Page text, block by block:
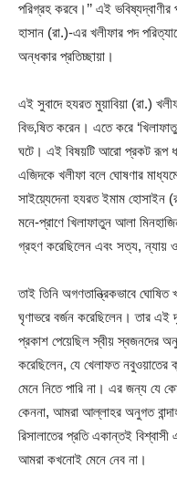
পরিগ্রহ করবে।’’ এই ভবিষ্যদ্বাণীর
হাসান (রা.)-এর খলীফার পদ
অন্ধকার প্রতিচ্ছায়া।
এই সুবাদে হযরত মুয়াবিয়া (রা.)
বিভ‚ষিত করেন। এতে করে
ঘটে। এই বিষয়টি আরো প্রকট রূপ
এজিদকে খলীফা বলে ঘোষণার
সাইয়্যেদেনা হযরত ইমাম হোসাইন
মনে-প্রাণে খিলাফাতুন আলা
গ্রহণ করেছিলেন এবং সত্য, ন্যায় ও
তাই তিনি অগণতান্ত্রিকভাবে
ঘৃণাভরে বর্জন করেছিলেন। তার
প্রকাশ পেয়েছিল স্বীয় স্বজনদের
করেছিলেন, যে খেলাফত নবুওয়াতের
মেনে নিতে পারি না। এর জন্য যে
কেননা, আমরা আল্লাহর অনুগত
রিসালাতের প্রতি একান্তই
আমরা কখনোই মেনে নেব না।